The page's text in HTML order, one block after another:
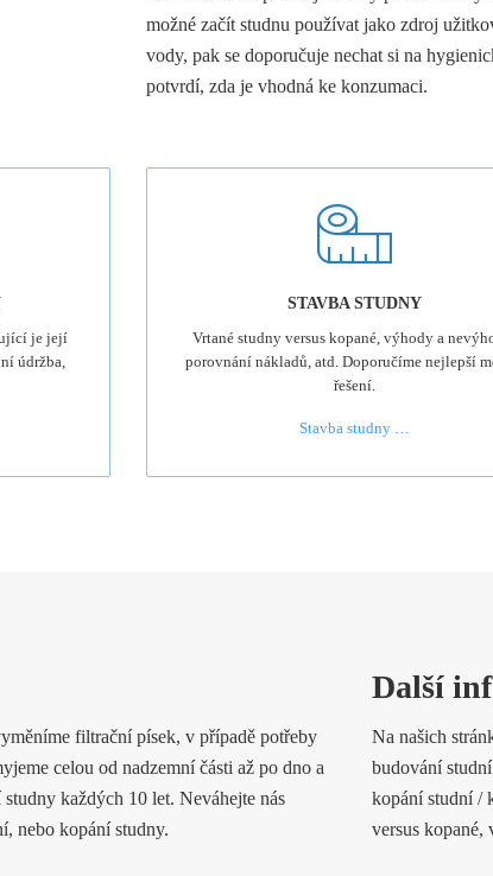
možné začít studnu používat jako zdroj
vody, pak se doporučuje nechat si na
potvrdí, zda je vhodná ke konzumaci.
je její
údržba,
STAVBA STUDNY
Vrtané studny versus kopané, výhody a
porovnání nákladů, atd. Doporučíme nejlepší
řešení.
Stavba studny …
filtrační písek, v případě potřeby
celou od nadzemní části až po dno a
každých 10 let. Neváhejte nás
nebo kopání studny.
Další
Na našich
budování
kopání studní /
versus kopané,